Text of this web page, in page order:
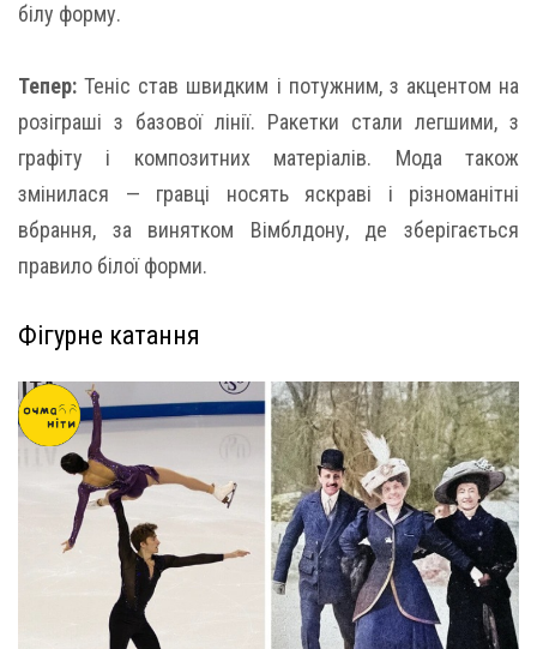
білу форму.
Тепер: Теніс став швидким і потужним, з акцентом на
розіграші з базової лінії. Ракетки стали легшими, з
графіту і композитних матеріалів. Мода також
змінилася — гравці носять яскраві і різноманітні
вбрання, за винятком Вімблдону, де зберігається
правило білої форми.
Фігурне катання